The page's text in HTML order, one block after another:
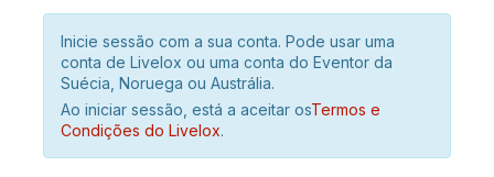
Inicie sessão com a sua conta. Pode usar uma
conta de Livelox ou uma conta do Eventor da
Suécia, Noruega ou Austrália.
Ao iniciar sessão, está a aceitar osTermos e
Condições do Livelox.